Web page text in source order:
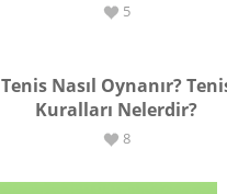
5
Tenis Nasıl Oynanır?
Kuralları Nelerdir?
8